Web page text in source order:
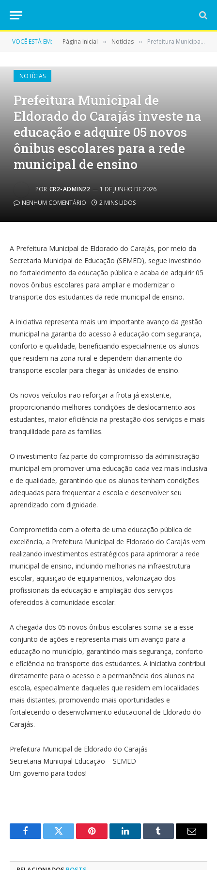
VOCÊ ESTÁ EM: Página Inicial » Notícias » Prefeitura Municipal de Eldorado do Carajás investe na educação e adquire 05 novos ônibus escolares para a rede municipal de ensino
NOTÍCIAS
Prefeitura Municipal de
Eldorado do Carajás investe na
educação e adquire 05 novos
ônibus escolares para a rede
municipal de ensino
POR CR2-ADMIN22
1 DE JUNHO DE 2026
NENHUM COMENTÁRIO
2 MINS LIDOS
A Prefeitura Municipal de Eldorado do Carajás, por meio da
Secretaria Municipal de Educação (SEMED), segue investindo
no fortalecimento da educação pública e acaba de adquirir 05
novos ônibus escolares para ampliar e modernizar o
transporte dos estudantes da rede municipal de ensino.
A iniciativa representa mais um importante avanço da gestão
municipal na garantia do acesso à educação com segurança,
conforto e qualidade, beneficiando especialmente os alunos
que residem na zona rural e dependem diariamente do
transporte escolar para chegar às unidades de ensino.
Os novos veículos irão reforçar a frota já existente,
proporcionando melhores condições de deslocamento aos
estudantes, maior eficiência na prestação dos serviços e mais
tranquilidade para as famílias.
O investimento faz parte do compromisso da administração
municipal em promover uma educação cada vez mais inclusiva
e de qualidade, garantindo que os alunos tenham condições
adequadas para frequentar a escola e desenvolver seu
aprendizado com dignidade.
Comprometida com a oferta de uma educação pública de
excelência, a Prefeitura Municipal de Eldorado do Carajás vem
realizando investimentos estratégicos para aprimorar a rede
municipal de ensino, incluindo melhorias na infraestrutura
escolar, aquisição de equipamentos, valorização dos
profissionais da educação e ampliação dos serviços
oferecidos à comunidade escolar.
A chegada dos 05 novos ônibus escolares soma-se a esse
conjunto de ações e representa mais um avanço para a
educação no município, garantindo mais segurança, conforto
e eficiência no transporte dos estudantes. A iniciativa contribui
diretamente para o acesso e a permanência dos alunos na
escola, especialmente daqueles que residem em localidades
mais distantes, promovendo mais oportunidades e
fortalecendo o desenvolvimento educacional de Eldorado do
Carajás.
Prefeitura Municipal de Eldorado do Carajás
Secretaria Municipal Educação – SEMED
Um governo para todos!
FacebookTwitter Pinterest LinkedInTumblr
E-